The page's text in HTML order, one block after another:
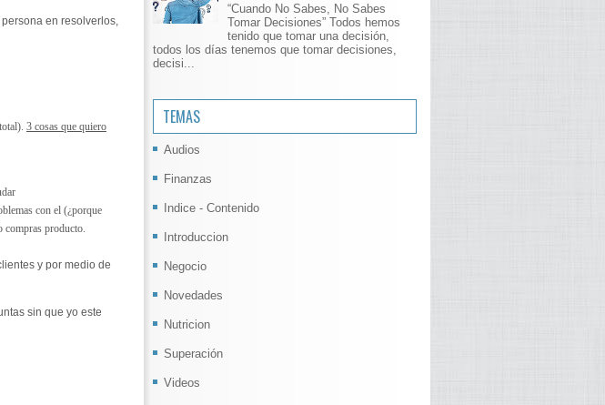
en resolverlos,
3 cosas que quiero
con el (¿porque
compras producto.
y por medio de
sin que yo este
“Cuando No Sabes, No Sabes
Tomar Decisiones” Todos hemos
tenido que tomar una decisión,
todos los días tenemos que tomar decisiones,
decisi...
TEMAS
Audios
Finanzas
Indice - Contenido
Introduccion
Negocio
Novedades
Nutricion
Superación
Videos